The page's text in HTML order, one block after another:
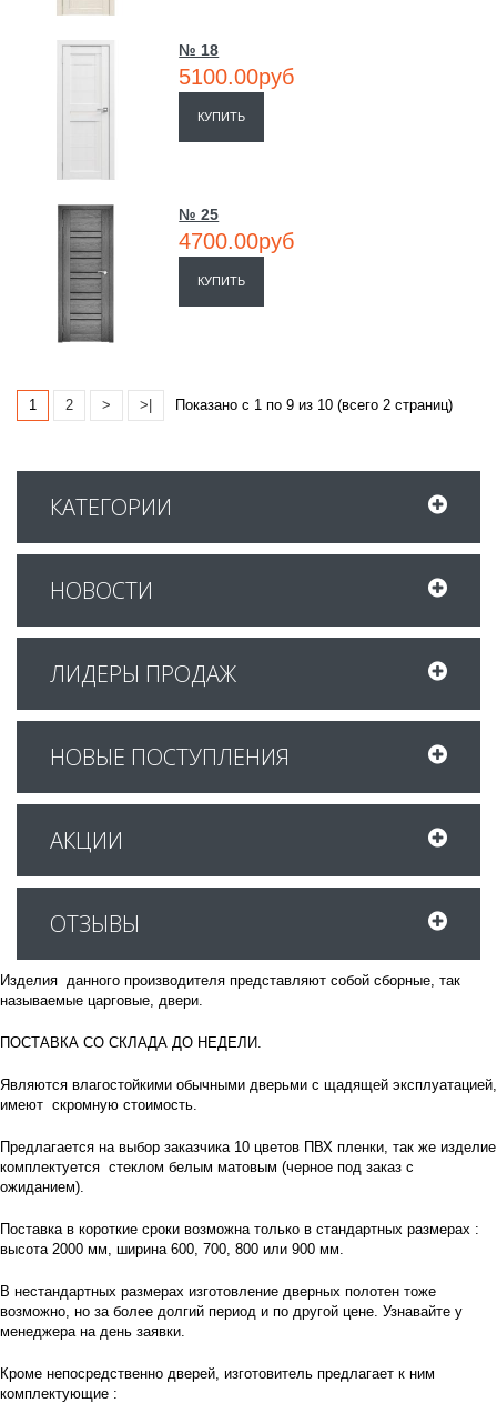
№ 18
5100.00руб
КУПИТЬ
№ 25
4700.00руб
КУПИТЬ
1 2 > >| Показано с 1 по 9 из 10 (всего 2 страниц)
КАТЕГОРИИ
НОВОСТИ
ЛИДЕРЫ ПРОДАЖ
НОВЫЕ ПОСТУПЛЕНИЯ
АКЦИИ
ОТЗЫВЫ
Изделия данного производителя представляют собой сборные, так
называемые царговые, двери.
ПОСТАВКА СО СКЛАДА ДО НЕДЕЛИ.
Являются влагостойкими обычными дверьми с щадящей эксплуатацией,
имеют скромную стоимость.
Предлагается на выбор заказчика 10 цветов ПВХ пленки, так же изделие
комплектуется стеклом белым матовым (черное под заказ с
ожиданием).
Поставка в короткие сроки возможна только в стандартных размерах :
высота 2000 мм, ширина 600, 700, 800 или 900 мм.
В нестандартных размерах изготовление дверных полотен тоже
возможно, но за более долгий период и по другой цене. Узнавайте у
менеджера на день заявки.
Кроме непосредственно дверей, изготовитель предлагает к ним
комплектующие :